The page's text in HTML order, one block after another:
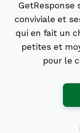
GetResponse
conviviale et
qui en fait un
petites et
pour le